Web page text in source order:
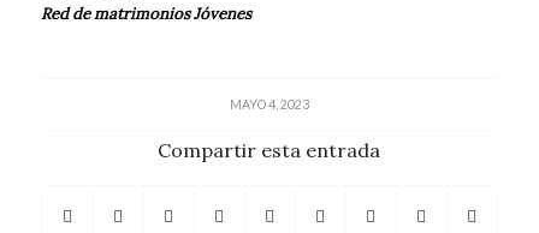
Red de matrimonios Jóvenes
MAYO 4, 2023
Compartir esta entrada